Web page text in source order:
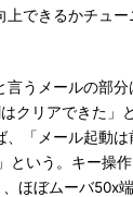
上できるかチュ
うメールの部分
クリアできた」
「メール起動は
という。キー操
ほぼムーバ50x